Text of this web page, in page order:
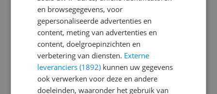
Mogelijke vereisten instellen en gebruik
Overige kenmerken
Productinformatie
Technisch
Waskenmerken
en browsegegevens, voor
gepersonaliseerde advertenties en
content, meting van advertenties en
content, doelgroepinzichten en
verbetering van diensten. Externe
leveranciers (1892) kunnen uw gegevens
ook verwerken voor deze en andere
doeleinden, waaronder het gebruik van